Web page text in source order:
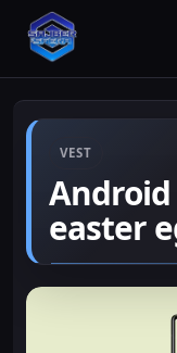
VEST
Android
easter